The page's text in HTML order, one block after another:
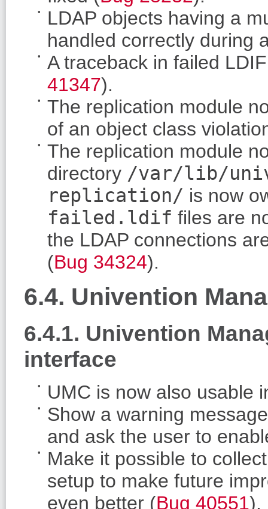
LDAP objects having a
handled correctly during
A traceback in failed
41347).
The replication module
of an object class
The replication module
directory /var/lib/
replication/ is now
failed.ldif files are
the LDAP connections
(Bug 34324).
6.4. Univention
6.4.1. Univention
interface
UMC is now also usable
Show a warning
and ask the user to
Make it possible to
setup to make future
even better (Bug 40551).